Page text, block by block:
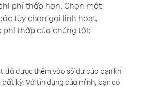
phí thấp hơn. Chọn một
tùy chọn gọi linh hoạt,
phí thấp của chúng tôi:
đã được thêm vào số dư của bạn khi
kỳ. Với tín dụng của mình, bạn có